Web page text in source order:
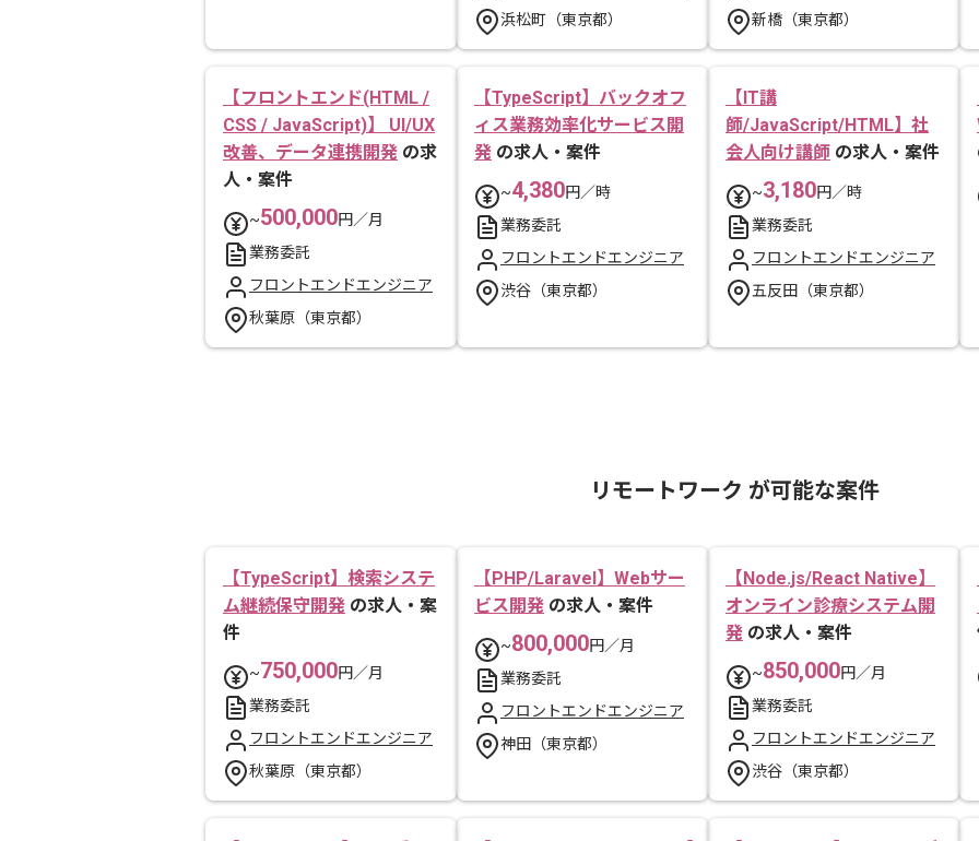
浜松町（東京都）
新橋（東京都）
【フロントエンド(HTML /
CSS / JavaScript)】 UI/UX
改善、データ連携開発 の求
人・案件
~500,000円／月
業務委託
フロントエンドエンジニア
秋葉原（東京都）
【TypeScript】バックオフ
ィス業務効率化サービス開
発 の求人・案件
~4,380円／時
業務委託
フロントエンドエンジニア
渋谷（東京都）
【IT講
師/JavaScript/HTML】社
会人向け講師 の求人・案件
~3,180円／時
業務委託
フロントエンドエンジニア
五反田（東京都）
リモートワーク が可能な案件
【TypeScript】検索システ
ム継続保守開発 の求人・案
件
~750,000円／月
業務委託
フロントエンドエンジニア
秋葉原（東京都）
【PHP/Laravel】Webサー
ビス開発 の求人・案件
~800,000円／月
業務委託
フロントエンドエンジニア
神田（東京都）
【Node.js/React Native】
オンライン診療システム開
発 の求人・案件
~850,000円／月
業務委託
フロントエンドエンジニア
渋谷（東京都）